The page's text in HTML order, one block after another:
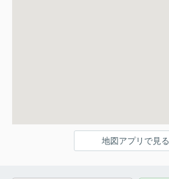
地図アプリで見る